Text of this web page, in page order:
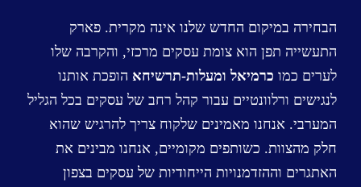
הבחירה במיקום החדש שלנו אינה מקרית. פארק
התעשייה תפן הוא צומת עסקים מרכזי, והקרבה שלו
לערים כמו כרמיאל ומעלות-תרשיחא הופכת אותנו
לנגישים ורלוונטיים עבור קהל רחב של עסקים בכל הגליל
המערבי. אנחנו מאמינים שלקוח צריך להרגיש שהוא
חלק מהצוות. כשותפים מקומיים, אנחנו מבינים את
האתגרים וההזדמנויות הייחודיות של עסקים בצפון